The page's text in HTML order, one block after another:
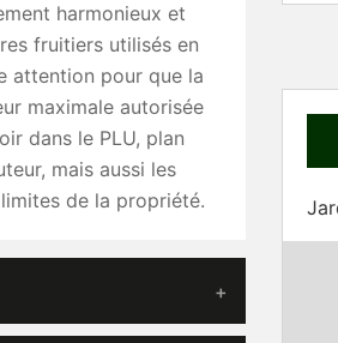
harmonieux et
fruitiers utilisés en
attention pour que la
maximale autorisée
dans le PLU, plan
mais aussi les
de la propriété.